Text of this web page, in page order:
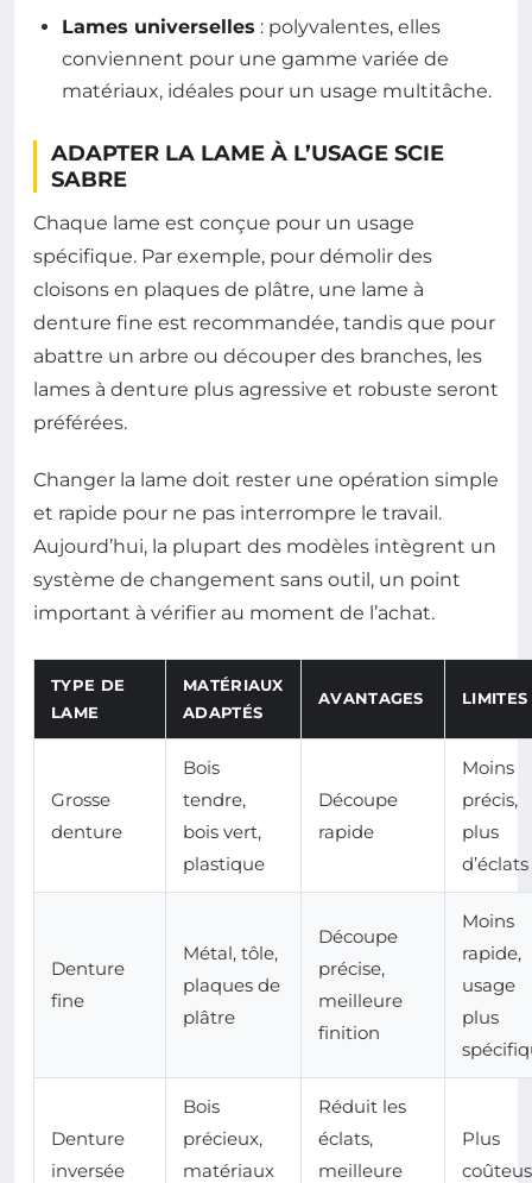
Lames universelles : polyvalentes, elles
conviennent pour une gamme variée de
matériaux, idéales pour un usage multitâche.
ADAPTER LA LAME À L’USAGE SCIE
SABRE
Chaque lame est conçue pour un usage
spécifique. Par exemple, pour démolir des
cloisons en plaques de plâtre, une lame à
denture fine est recommandée, tandis que pour
abattre un arbre ou découper des branches, les
lames à denture plus agressive et robuste seront
préférées.
Changer la lame doit rester une opération simple
et rapide pour ne pas interrompre le travail.
Aujourd’hui, la plupart des modèles intègrent un
système de changement sans outil, un point
important à vérifier au moment de l’achat.
TYPE DE
LAME
MATÉRIAUX
ADAPTÉS
AVANTAGES LIMITES
Grosse
denture
Bois
tendre,
bois vert,
plastique
Découpe
rapide
Moins
précis,
plus
d’éclats
Denture
fine
Métal, tôle,
plaques de
plâtre
Découpe
précise,
meilleure
finition
Moins
rapide,
usage
plus
Denture
inversée
Bois
précieux,
matériaux
Réduit les
éclats,
meilleure
Plus